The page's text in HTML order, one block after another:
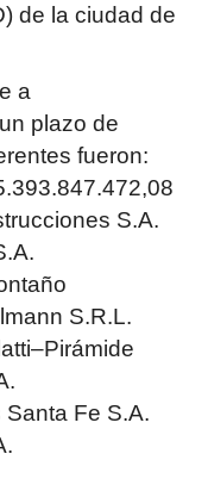
de la ciudad de
a
plazo de
fueron:
S.A.
S.R.L.
Fe S.A.